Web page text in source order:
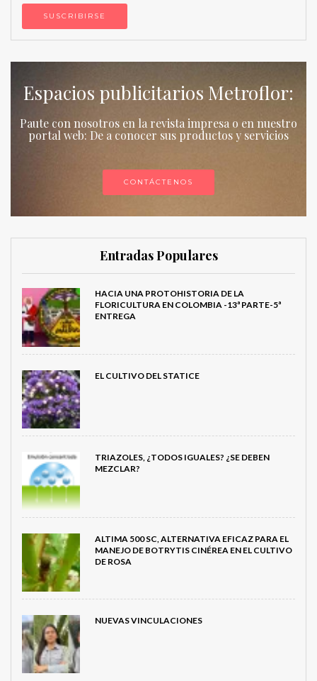
Espacios publicitarios Metroflor:
Paute con nosotros en la revista impresa o en nuestro
portal web: De a conocer sus productos y servicios
CONTÁCTENOS
Entradas Populares
HACIA UNA PROTOHISTORIA DE LA
FLORICULTURA EN COLOMBIA -13ª PARTE-5ª
ENTREGA
EL CULTIVO DEL STATICE
TRIAZOLES, ¿TODOS IGUALES? ¿SE DEBEN
MEZCLAR?
ALTIMA 500 SC, ALTERNATIVA EFICAZ PARA EL
MANEJO DE BOTRYTIS CINÉREA EN EL CULTIVO
DE ROSA
NUEVAS VINCULACIONES